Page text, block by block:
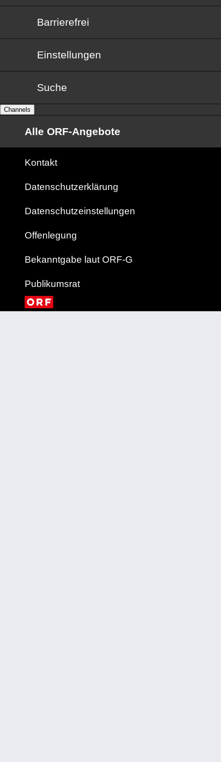
Barrierefrei
Barrierefrei
Einstellungen
Suche
Channels
Alle ORF-Angebote
Kontakt
Datenschutzerklärung
Datenschutzeinstellungen
Offenlegung
Bekanntgabe laut ORF-G
Publikumsrat